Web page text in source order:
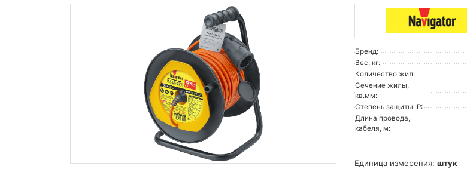
Бренд:
Вес, кг:
Количество жил:
Сечение жилы,
кв.мм:
Степень защиты IP:
Длина провода,
кабеля, м:
Единица измерения: штук